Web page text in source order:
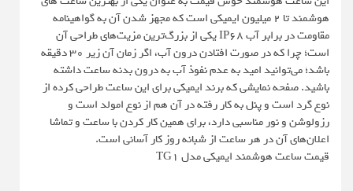
هوشمند تا 2 میلیون ایمیکی است که مجهز شدن آن به گواهینامه
مقاومت در برابر آب IP68 یکی از بزرگ‌ترین مزیت‌های طراحی آن
است؛ چرا که در صورت افتادن درون آب، اگر زمان آن زیر 30 دقیقه
باشد؛ می‌توانید امید به عدم نفوذ آب به درون بدنه ساعت داشته
باشید. صفحه نمایشی که برند ایمیکی برای این ساعت طراحی کرده از
نوع گرد است و پنل به کار رفته در آن هم از نوع امولد است و
رزولوشن و نور مناسبی دارد، برای همین کار کردن با ساعت و تماشا
اعلان‌های آن در هر ساعت از شبانه روز کار آسانی است.
قیمت ساعت هوشمند ایمیکی مدل TG1